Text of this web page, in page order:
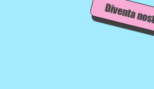
Diventa